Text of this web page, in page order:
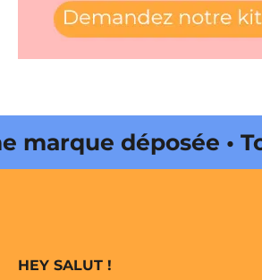
déposée •
HEY SALUT !